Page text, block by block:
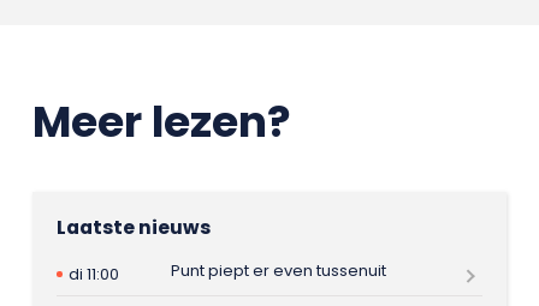
Meer lezen?
Laatste nieuws
di 11:00
Punt piept er even tussenuit